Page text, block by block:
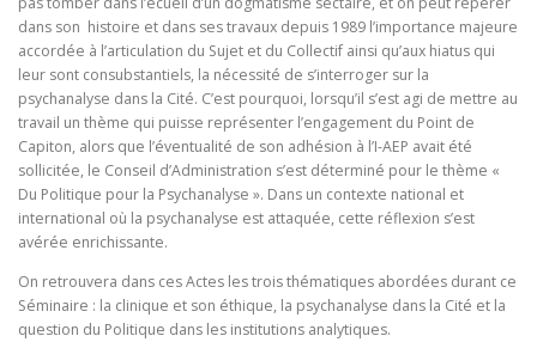
dans son histoire et dans ses travaux depuis 1989 l’importance majeure
accordée à l’articulation du Sujet et du Collectif ainsi qu’aux hiatus qui
leur sont consubstantiels, la nécessité de s’interroger sur la
psychanalyse dans la Cité. C’est pourquoi, lorsqu’il s’est agi de mettre au
travail un thème qui puisse représenter l’engagement du Point de
Capiton, alors que l’éventualité de son adhésion à l’I-AEP avait été
sollicitée, le Conseil d’Administration s’est déterminé pour le thème «
Du Politique pour la Psychanalyse ». Dans un contexte national et
international où la psychanalyse est attaquée, cette réflexion s’est
avérée enrichissante.
On retrouvera dans ces Actes les trois thématiques abordées durant ce
Séminaire : la clinique et son éthique, la psychanalyse dans la Cité et la
question du Politique dans les institutions analytiques.